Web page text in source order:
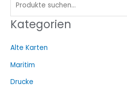
u
c
n
a
Kategorien
Alte Karten
Maritim
Drucke